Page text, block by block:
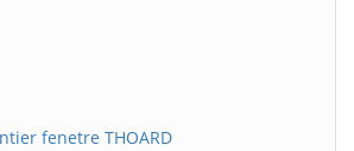
fenetre THOARD